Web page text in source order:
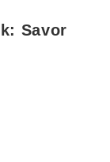
Savor